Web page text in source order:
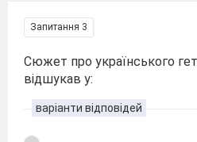
Запитання 3
Сюжет про українського
відшукав у:
варіанти відповідей